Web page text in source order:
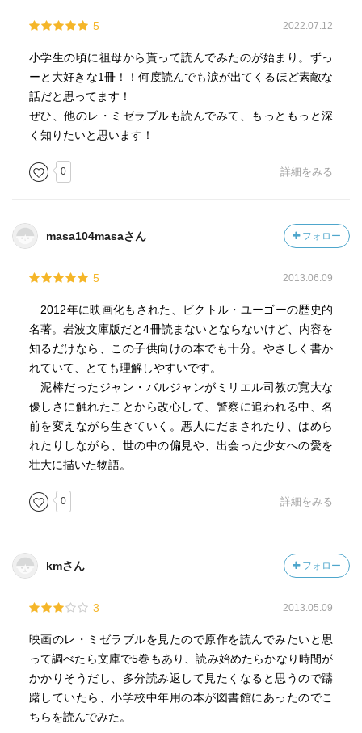
5 2022.07.12
小学生の頃に祖母から貰って読んでみたのが始まり。ずっ
ーと大好きな1冊！！何度読んでも涙が出てくるほど素敵な
話だと思ってます！
ぜひ、他のレ・ミゼラブルも読んでみて、もっともっと深
く知りたいと思います！
0 詳細をみる
masa104masaさん フォロー
5 2013.06.09
2012年に映画化もされた、ビクトル・ユーゴーの歴史的
名著。岩波文庫版だと4冊読まないとならないけど、内容を
知るだけなら、この子供向けの本でも十分。やさしく書か
れていて、とても理解しやすいです。
泥棒だったジャン・バルジャンがミリエル司教の寛大な
優しさに触れたことから改心して、警察に追われる中、名
前を変えながら生きていく。悪人にだまされたり、はめら
れたりしながら、世の中の偏見や、出会った少女への愛を
壮大に描いた物語。
0 詳細をみる
kmさん フォロー
3 2013.05.09
映画のレ・ミゼラブルを見たので原作を読んでみたいと思
って調べたら文庫で5巻もあり、読み始めたらかなり時間が
かかりそうだし、多分読み返して見たくなると思うので躊
躇していたら、小学校中年用の本が図書館にあったのでこ
ちらを読んでみた。